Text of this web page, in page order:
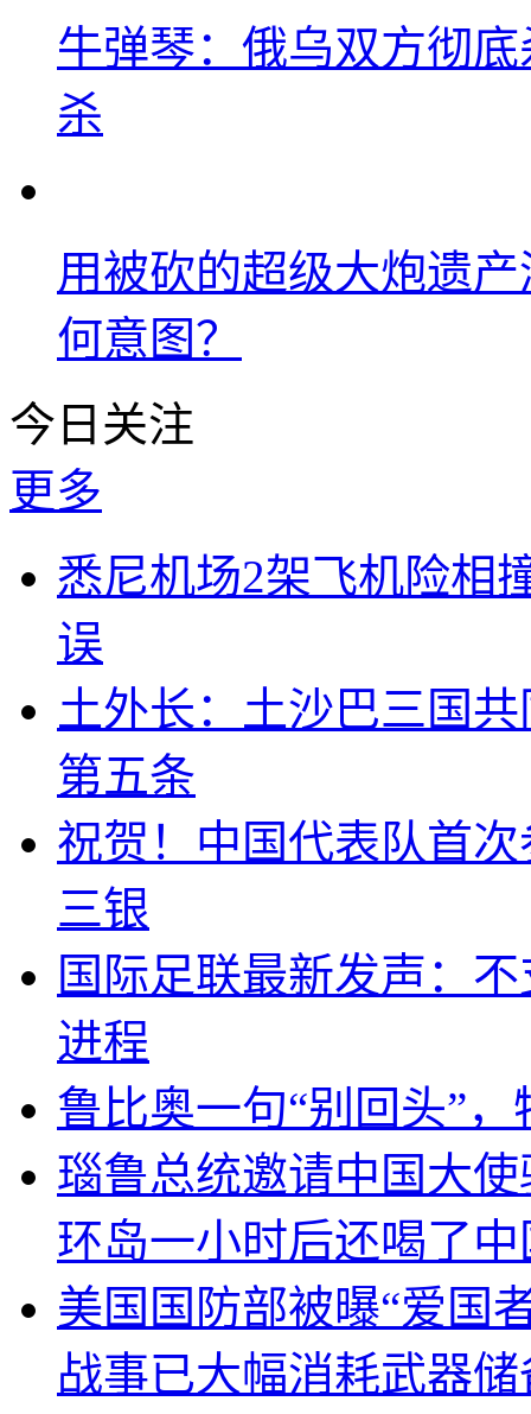
牛弹琴：俄乌双方彻
杀
用被砍的超级大炮遗
何意图？
今日关注
更多
悉尼机场2架飞机险相
误
土外长：土沙巴三国
第五条
祝贺！中国代表队首
三银
国际足联最新发声：
进程
鲁比奥一句“别回头”
瑙鲁总统邀请中国大
环岛一小时后还喝了
美国国防部被曝“爱国
战事已大幅消耗武器储